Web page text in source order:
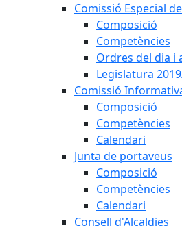
Comissió Especial
Composició
Competències
Ordres del dia i
Legislatura
Comissió
Composició
Competències
Calendari
Junta de portaveus
Composició
Competències
Calendari
Consell d'Alcaldies